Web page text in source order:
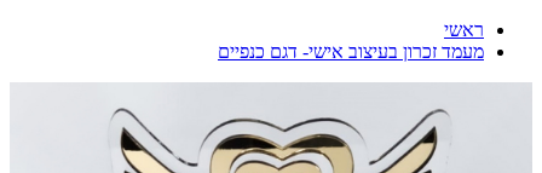
ראשי
מעמד זכרון בעיצוב אישי- דגם כנפיים